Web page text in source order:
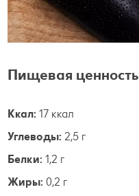
Пищевая ценность
Ккал: 17 ккал
Углеводы: 2,5 г
Белки: 1,2 г
Жиры: 0,2 г